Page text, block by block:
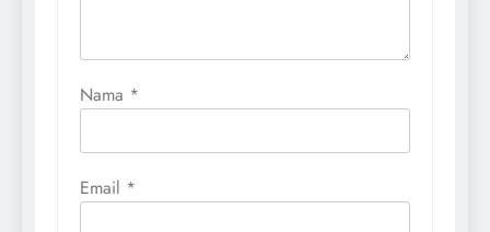
Nama *
Email *